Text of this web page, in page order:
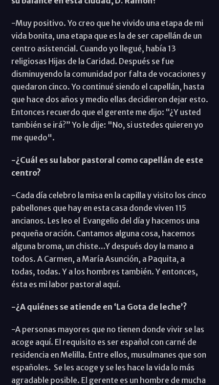
-Muy positivo. Yo creo que he vivido una etapa de mi
vida bonita, una etapa que es la de ser capellán de un
centro asistencial. Cuando yo llegué, había 13
religiosas Hijas de la Caridad. Después se fue
disminuyendo la comunidad por falta de vocaciones y
quedaron cinco. Yo continué siendo el capellán, hasta
que hace dos años y medio ellas decidieron dejar esto.
Entonces recuerdo que el gerente me dijo: “¿Y usted
también se irá?” Yo le dije: "No, si ustedes quieren yo
me quedo".
-¿Cuál es su labor pastoral como capellán de este
centro?
-Cada día celebro la misa en la capilla y visito los cinco
pabellones que hay en esta casa donde viven 115
ancianos. Les leo el Evangelio del día y hacemos una
pequeña oración. Cantamos alguna cosa, hacemos
alguna broma, un chiste...Y después doy la mano a
todos. A Carmen, a María Asunción, a Paquita, a
todas, todas. Y a los hombres también. Y entonces,
ésta es mi labor pastoral aquí.
-¿A quiénes se atiende en ‘La Gota de leche’?
-A personas mayores que no tienen donde vivir se las
acoge aquí. El requisito es ser español con carné de
residencia en Melilla. Entre ellos, musulmanes que son
españoles. Se les acoge y se les hace la vida lo más
agradable posible. El gerente es un hombre de mucha